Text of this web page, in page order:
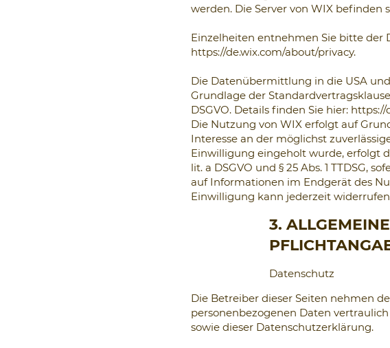
werden. Die Server von WIX befinden
Einzelheiten entnehmen Sie bitte der
https://de.wix.com/about/privacy.
Die Datenübermittlung in die USA
Grundlage der
DSGVO. Details finden Sie hier: https://
Die Nutzung von WIX erfolgt auf
Interesse an der möglichst
Einwilligung eingeholt wurde, erfolgt
lit. a DSGVO und § 25 Abs. 1 TTDSG,
auf Informationen im Endgerät des
Einwilligung kann jederzeit
3.
Datenschutz
Die Betreiber dieser Seiten nehmen
personenbezogenen Daten
sowie dieser Datenschutzerklärung.